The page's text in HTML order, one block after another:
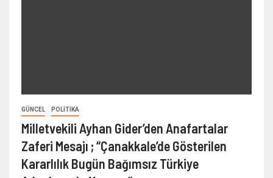
GÜNCEL POLITIKA
Milletvekili Ayhan Gider’den Anafartalar
Zaferi Mesajı ; “Çanakkale’de Gösterilen
Kararlılık Bugün Bağımsız Türkiye